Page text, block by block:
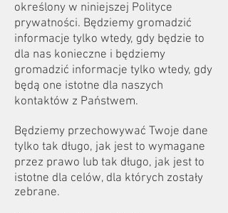
określony w niniejszej Polityce
prywatności. Będziemy gromadzić
informacje tylko wtedy, gdy będzie to
dla nas konieczne i będziemy
gromadzić informacje tylko wtedy, gdy
będą one istotne dla naszych
kontaktów z Państwem.
Będziemy przechowywać Twoje dane
tylko tak długo, jak jest to wymagane
przez prawo lub tak długo, jak jest to
istotne dla celów, dla których zostały
zebrane.